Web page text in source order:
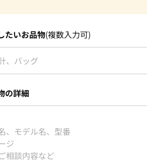
たいお品物(複数入力可)
の詳細